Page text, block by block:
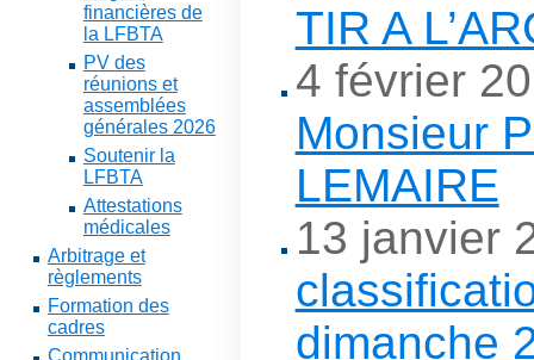
financières de
la LFBTA
PV des
réunions et
assemblées
générales 2026
Soutenir la
LFBTA
Attestations
médicales
Arbitrage et
règlements
Formation des
cadres
Communication
TIR A
4 février
Monsieur
LEMAIRE
13 janvier
dimanche